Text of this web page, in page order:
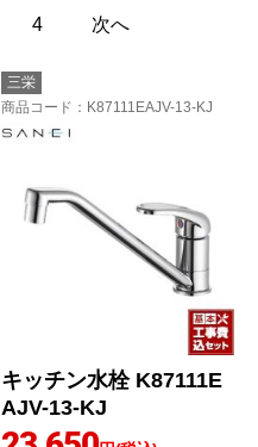
4 次へ
三栄
商品コード ：K87111EAJV-13-KJ
キッチン水栓 K87111E
AJV-13-KJ